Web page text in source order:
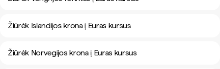
Žiūrėk Islandijos krona į Euras kursus
Žiūrėk Norvegijos krona į Euras kursus